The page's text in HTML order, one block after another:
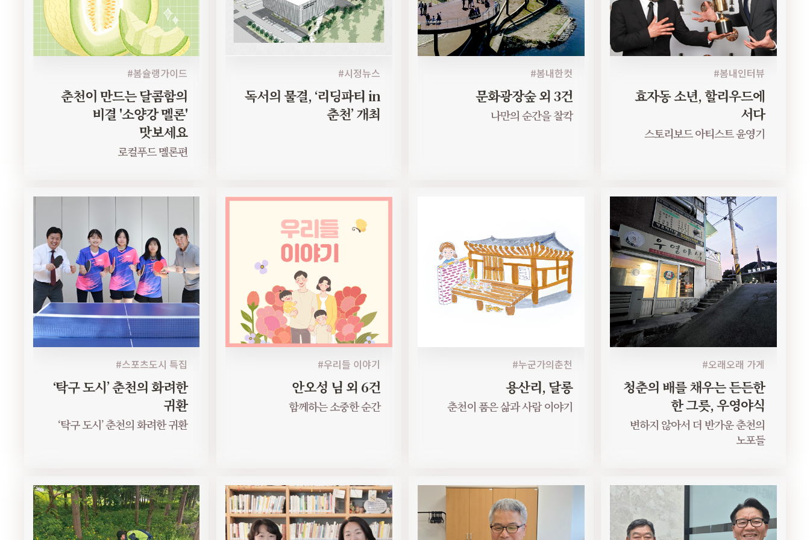
#봄슐랭가이드
춘천이 만드는 달콤함의
비결 '소양강 멜론'
맛보세요
로컬푸드 멜론편
#시정뉴스
독서의 물결, ‘리딩파티 in
춘천’ 개최
#봄내한컷
문화광장숲 외 3건
나만의 순간을 찰칵
#봄내인터뷰
효자동 소년, 할리우드에
서다
스토리보드 아티스트 윤영기
#스포츠도시 특집
‘탁구 도시’ 춘천의 화려한
귀환
‘탁구 도시’ 춘천의 화려한 귀환
#우리들 이야기
안오성 님 외 6건
함께하는 소중한 순간
#누군가의춘천
용산리, 달롱
춘천이 품은 삶과 사람 이야기
#오래오래 가게
청춘의 배를 채우는 든든한
한 그릇, 우영야식
변하지 않아서 더 반가운 춘천의
노포들